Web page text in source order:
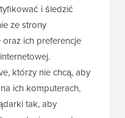
i śledzić
ze strony
ich preferencje
którzy nie chcą, aby
ich komputerach,
tak, aby